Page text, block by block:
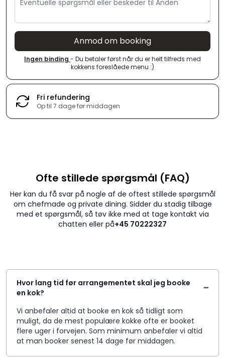
Anmod om booking
Ingen binding - Du betaler først når du er helt tilfreds med
kokkens foreslåede menu :)
Fri refundering
Op til 7 dage før middagen
Ofte stillede spørgsmål (FAQ)
Her kan du få svar på nogle af de oftest stillede spørgsmål
om chefmade og private dining. Sidder du stadig tilbage
med et spørgsmål, så tøv ikke med at tage kontakt via
chatten eller på+45 70222327
Hvor lang tid før arrangementet skal jeg booke
en kok?
Vi anbefaler altid at booke en kok så tidligt som
muligt, da de mest populære kokke ofte er booket
flere uger i forvejen. Som minimum anbefaler vi altid
at man booker senest 14 dage før middagen.